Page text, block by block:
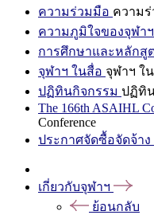
ความร่วมมือ ความ
ความภูมิใจของจุฬาฯ
การศึกษาและหลักสู
จุฬาฯ ในสื่อ จุฬาฯ ใ
ปฏิทินกิจกรรม ปฏิทิ
The 166th ASAIHL
Conference
ประกาศจัดซื้อจัดจ้าง
เกี่ยวกับจุฬาฯ
ย้อนกลับ